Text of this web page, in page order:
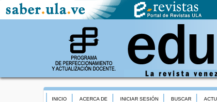
INICIO ACERCA DE INICIAR SESIÓN BUSCAR